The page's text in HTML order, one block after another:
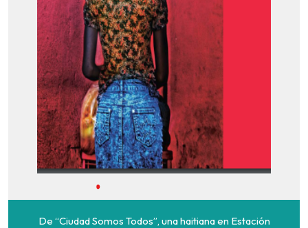
De “Ciudad Somos Todos”, una haitiana en Estación